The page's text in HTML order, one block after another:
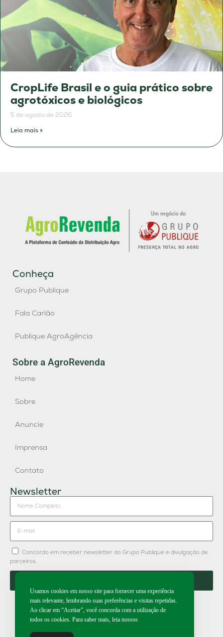
CropLife Brasil e o guia prático sobre
agrotóxicos e biológicos
5 de agosto de 2026
Leia mais »
Conheça
Grupo Publique
Fala Carlão
Publique AgroAgência
Sobre a AgroRevenda
Home
Sobre
Anuncie
Imprensa
Contato
Newsletter
Concordo em receber newsletter do Grupo Publique e divulgação de
parceiros.
2026 | Todos os direitos reservados.
Usamos cookies em nosso site para fornecer uma experiência
mais relevante, lembrando suas preferências e visitas repetidas.
Ao clicar em “Aceitar”, você concorda com a utilização de
todos os cookies. Para saber mais, leia nossos